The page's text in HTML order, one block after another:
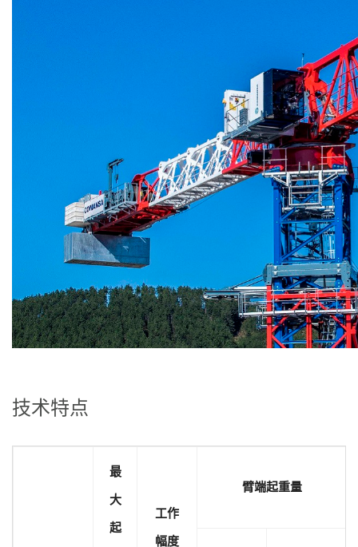
技术特点
最
大
起
工作
幅度
臂端起重量